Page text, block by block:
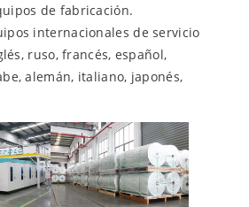
de fabricación.
internacionales de servicio
ruso, francés, español,
alemán, italiano, japonés,